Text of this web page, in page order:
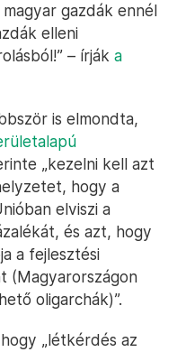
gazdák ennél
elleni
– írják a
is elmondta,
„kezelni kell azt
hogy a
elviszi a
és azt, hogy
a fejlesztési
(Magyarországon
oligarchák)”.
„létkérdés az